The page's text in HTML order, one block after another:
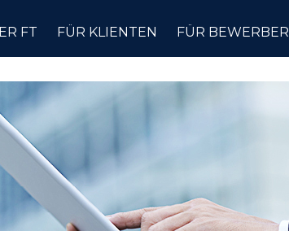
FT FÜR KLIENTEN FÜR BEWERBER